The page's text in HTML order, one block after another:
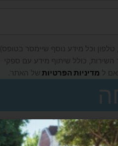
וכל מידע נוסף שיימסר בטופס)
השירות, כולל שיתוף מידע עם ספקי
מדיניות הפרטיות של האתר.